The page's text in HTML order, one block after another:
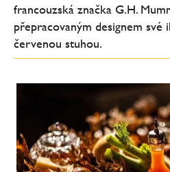
francouzská značka G.H.
přepracovaným designem své
červenou stuhou.